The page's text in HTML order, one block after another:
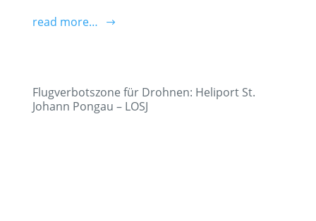
read more…
Flugverbotszone für Drohnen: Heliport St.
Johann Pongau – LOSJ